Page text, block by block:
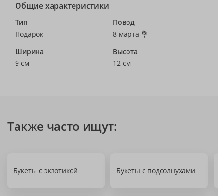
Общие характеристики
Тип
Подарок
Повод
8 марта 💐
Ширина
9 см
Высота
12 см
Также часто ищут:
Букеты с экзотикой Букеты с подсолнухами